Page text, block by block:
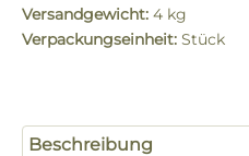
Versandgewicht: 4 kg
Verpackungseinheit: Stück
Beschreibung